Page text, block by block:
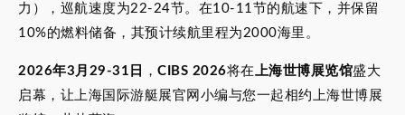
力），巡航速度为22-24节。在10-11节的航速下，并保留
10%的燃料储备，其预计续航里程为2000海里。
2026年3月29-31日 ， CIBS 2026将在 上海世博展览馆盛大
启幕，让上海国际游艇展官网小编与您一起相约上海世博展